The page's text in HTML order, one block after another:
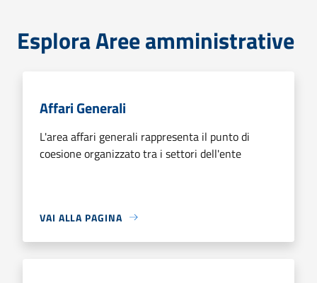
Esplora Aree amministrative
Affari Generali
L'area affari generali rappresenta il punto di
coesione organizzato tra i settori dell'ente
VAI ALLA PAGINA